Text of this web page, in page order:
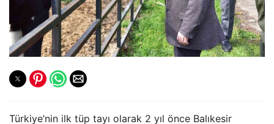
Türkiye’nin ilk tüp tayı olarak 2 yıl önce Balıkesir